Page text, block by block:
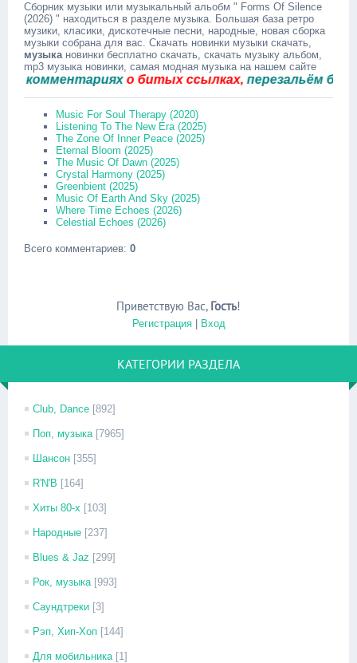
Сборник музыки или музыкальный альобм " Forms Of Silence
(2026) " находиться в разделе музыка. Большая база ретро
музики, класики, дискотечные песни, народные, новая сборка
музыки собрана для вас. Скачать новинки музыки скачать,
музыкановинки бесплатно скачать, скачать музыку альбом,
mp3 музыка новинки, самая модная музыка на нашем сайте
о битых ссылках,перезальём быстро.
Music For Soul Therapy (2020)
Listening To The New Era (2025)
The Zone Of Inner Peace (2025)
Eternal Bloom (2025)
The Music Of Dawn (2025)
Crystal Harmony (2025)
Greenbient (2025)
Music Of Earth And Sky (2025)
Where Time Echoes (2026)
Celestial Echoes (2026)
Всего комментариев: 0
Приветствую Вас, Гость!
Регистрация| Вход
КАТЕГОРИИ РАЗДЕЛА
Club, Dance [892]
Поп, музыка [7965]
Шансон [355]
R'N'B [164]
Хиты 80-х [103]
Народные [237]
Blues & Jaz [299]
Рок, музыка [993]
Саундтреки [3]
Рэп, Хип-Хоп [144]
Для мобильника [1]